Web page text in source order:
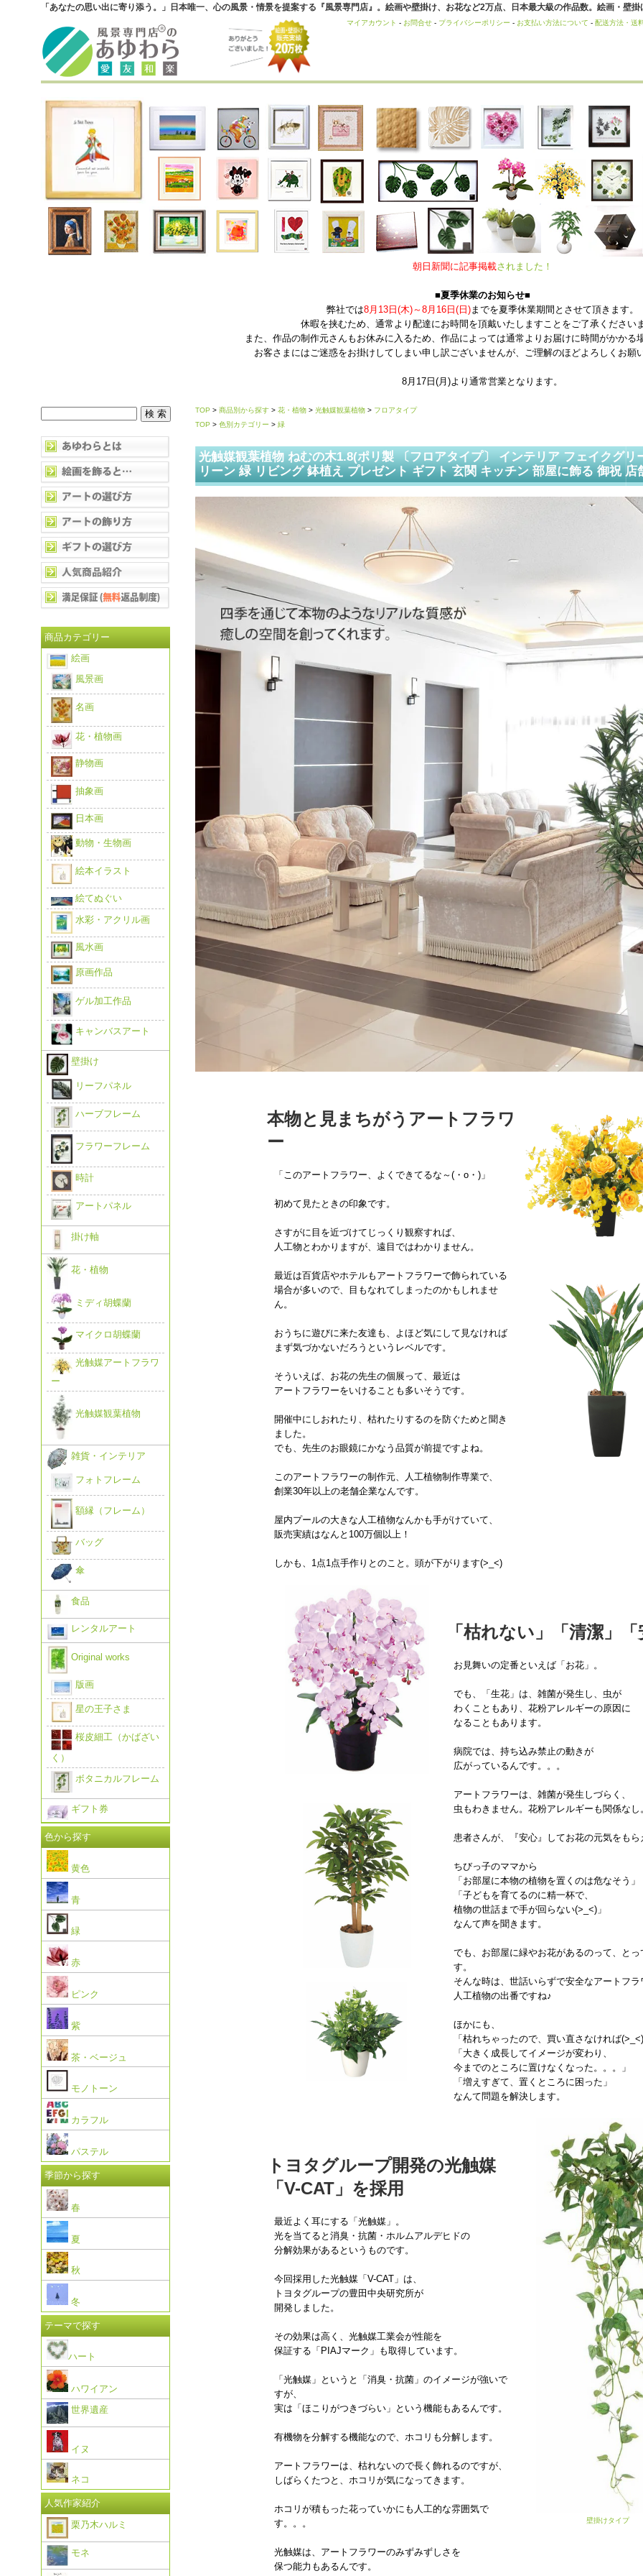
「あなたの思い出に寄り添う。」日本唯一、心の風景・情景を提案する『風景専門店』。絵画や壁掛け、お花など2万点、日本最大級の作品数。絵画・壁
マイアカウント - お問合せ - プライバシーポリシー - お支払い方法について - 配送方法・送
朝日新聞に記事掲載されました！
■夏季休業のお知らせ■
弊社では8月13日(木)～8月16日(日)までを夏季休業期間とさせて頂きます。
休暇を挟むため、通常より配達にお時間を頂戴いたしますことをご了承くださいま
また、作品の制作元さんもお休みに入るため、作品によっては通常よりお届けに時間がかかる
お客さまにはご迷惑をお掛けしてしまい申し訳ございませんが、ご理解のほどよろしくお願
8月17日(月)より通常営業となります。
TOP > 商品別から探す > 花・植物 > 光触媒観葉植物 > フロアタイプ
TOP > 色別カテゴリー > 緑
光触媒観葉植物 ねむの木1.8(ポリ製 〔フロアタイプ〕 インテリア フェイクグリ
リーン 緑 リビング 鉢植え プレゼント ギフト 玄関 キッチン 部屋に飾る 御祝 店
本物と見まちがうアートフラワ
ー
「このアートフラワー、よくできてるな～(・o・)」
初めて見たときの印象です。
さすがに目を近づけてじっくり観察すれば、
人工物とわかりますが、遠目ではわかりません。
最近は百貨店やホテルもアートフラワーで飾られている
場合が多いので、目もなれてしまったのかもしれませ
ん。
おうちに遊びに来た友達も、よほど気にして見なければ
まず気づかないだろうというレベルです。
そういえば、お花の先生の個展って、最近は
アートフラワーをいけることも多いそうです。
開催中にしおれたり、枯れたりするのを防ぐためと聞き
ました。
でも、先生のお眼鏡にかなう品質が前提ですよね。
このアートフラワーの制作元、人工植物制作専業で、
創業30年以上の老舗企業なんです。
屋内プールの大きな人工植物なんかも手がけていて、
販売実績はなんと100万個以上！
しかも、1点1点手作りとのこと。頭が下がります(>_<)
「枯れない」「清潔」「
お見舞いの定番といえば「お花」。
でも、「生花」は、雑菌が発生し、虫が
わくこともあり、花粉アレルギーの原因に
なることもあります。
病院では、持ち込み禁止の動きが
広がっているんです。。。
アートフラワーは、雑菌が発生しづらく、
虫もわきません。花粉アレルギーも関係なし
患者さんが、『安心』してお花の元気をもら
ちびっ子のママから
「お部屋に本物の植物を置くのは危なそう」
「子どもを育てるのに精一杯で、
植物の世話まで手が回らない(>_<)」
なんて声を聞きます。
でも、お部屋に緑やお花があるのって、とっ
す。
そんな時は、世話いらずで安全なアートフラ
人工植物の出番ですね♪
ほかにも、
「枯れちゃったので、買い直さなければ(>_<)
「大きく成長してイメージが変わり、
今までのところに置けなくなった。。。」
「増えすぎて、置くところに困った」
なんて問題を解決します。
トヨタグループ開発の光触媒
「V-CAT」を採用
最近よく耳にする「光触媒」。
光を当てると消臭・抗菌・ホルムアルデヒドの
分解効果があるというものです。
今回採用した光触媒「V-CAT」は、
トヨタグループの豊田中央研究所が
開発しました。
その効果は高く、光触媒工業会が性能を
保証する「PIAJマーク」も取得しています。
「光触媒」というと「消臭・抗菌」のイメージが強いで
すが、
実は「ほこりがつきづらい」という機能もあるんです。
有機物を分解する機能なので、ホコリも分解します。
アートフラワーは、枯れないので長く飾れるのですが、
しばらくたつと、ホコリが気になってきます。
ホコリが積もった花っていかにも人工的な雰囲気で
す。。。
光触媒は、アートフラワーのみずみずしさを
保つ能力もあるんです。
壁掛けタイプ
商品カテゴリー
絵画
風景画
名画
花・植物画
静物画
抽象画
日本画
動物・生物画
絵本イラスト
絵てぬぐい
水彩・アクリル画
風水画
原画作品
ゲル加工作品
キャンバスアート
壁掛け
リーフパネル
ハーブフレーム
フラワーフレーム
時計
アートパネル
掛け軸
花・植物
ミディ胡蝶蘭
マイクロ胡蝶蘭
光触媒アートフラワ
ー
光触媒観葉植物
雑貨・インテリア
フォトフレーム
額縁（フレーム）
バッグ
傘
食品
レンタルアート
Original works
版画
星の王子さま
桜皮細工（かばざい
く）
ボタニカルフレーム
ギフト券
色から探す
黄色
青
緑
赤
ピンク
紫
茶・ベージュ
モノトーン
カラフル
パステル
季節から探す
春
夏
秋
冬
テーマで探す
ハート
ハワイアン
世界遺産
イヌ
ネコ
人気作家紹介
栗乃木ハルミ
モネ